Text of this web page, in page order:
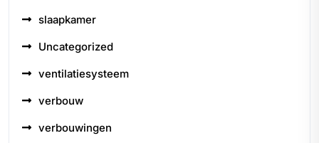
slaapkamer
Uncategorized
ventilatiesysteem
verbouw
verbouwingen